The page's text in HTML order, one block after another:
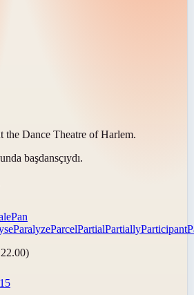
the Dance Theatre of Harlem.
başdansçıydı.
Pan
ParalyzeParcelPartialPartiallyParticipant